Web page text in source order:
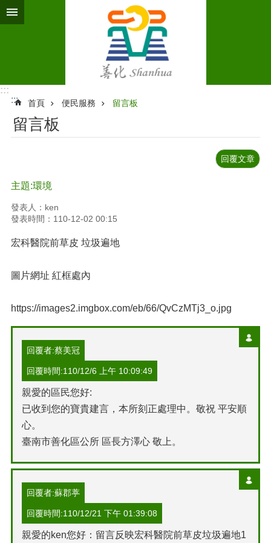
跳到主要內容區塊
:::
:::
首頁 便民服務 留言板
留言板
回覆文章
主題:環境
發表人：ken
發表時間：110-12-02 00:15
宏科醫院前草皮 垃圾遍地
圖片網址 紅框處內
https://images2.imgbox.com/eb/66/QvCzMTj3_o.jpg
回覆者:蔡美冠
回覆時間:110/12/6 上午 10:09:49
親愛的區民您好:
已收到您的寶貴建言，本所刻正處理中。敬祝 平安順
心。
臺南市善化區公所 區長方澤心 敬上。
回覆者:蘇郡葶
回覆時間:110/12/21 下午 01:39:08
親愛的ken您好：留言反映宏科醫院前草皮垃圾遍地1